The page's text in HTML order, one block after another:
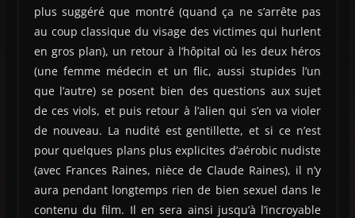
plus suggéré que montré (quand ça ne s’arrête pas
au coup classique du visage des victimes qui hurlent
en gros plan), un retour à l’hôpital où les deux héros
(une femme médecin et un flic, aussi stupides l’un
que l’autre) se posent bien des questions aux sujet
de ces viols, et puis retour à l’alien qui s’en va violer
de nouveau. La nudité est gentillette, et si ce n’est
pour quelques plans plus explicites d’aérobic nudiste
(avec Frances Raines, nièce de Claude Raines), il n’y
aura pendant longtemps rien de bien sexuel dans le
contenu du film. Il en sera ainsi jusqu’à l’incroyable